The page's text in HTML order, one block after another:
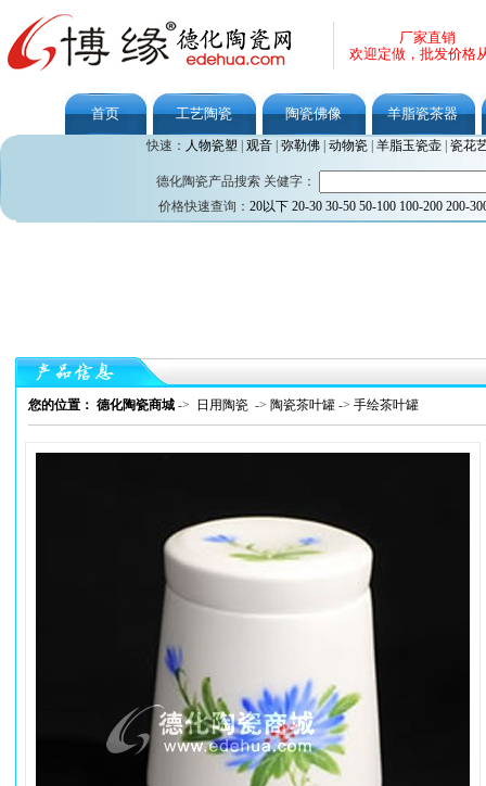
厂家直销
欢迎定做，批发价格
首页 工艺陶瓷 陶瓷佛像 羊脂瓷茶器
快速： 人物瓷塑 观音| 弥勒佛| 动物瓷| 羊脂玉瓷壶| 瓷花
德化陶瓷产品搜索 关健字：
价格快速查询： 20以下 20-30 30-50 50-100 100-200 200-
您的位置： 德化陶瓷商城 -> 日用陶瓷 -> 陶瓷茶叶罐 -> 手绘茶叶罐